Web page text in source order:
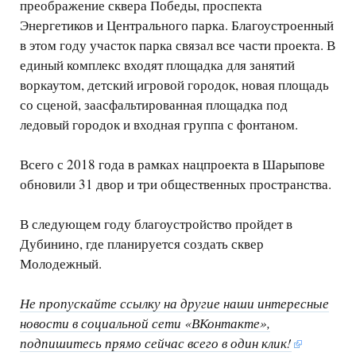
преображение сквера Победы, проспекта
Энергетиков и Центрального парка. Благоустроенный
в этом году участок парка связал все части проекта. В
единый комплекс входят площадка для занятий
воркаутом, детский игровой городок, новая площадь
со сценой, заасфальтированная площадка под
ледовый городок и входная группа с фонтаном.
Всего с 2018 года в рамках нацпроекта в Шарыпове
обновили 31 двор и три общественных пространства.
В следующем году благоустройство пройдет в
Дубинино, где планируется создать сквер
Молодежный.
Не пропускайте ссылку на другие наши интересные
новости в социальной сети «ВКонтакте»,
подпишитесь прямо сейчас всего в один клик!